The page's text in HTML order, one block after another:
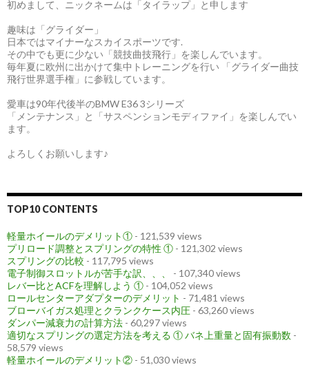
初めまして、ニックネームは「タイラップ」と申します
趣味は「グライダー」
日本ではマイナーなスカイスポーツです.
その中でも更に少ない「競技曲技飛行」を楽しんでいます。
毎年夏に欧州に出かけて集中トレーニングを行い 「グライダー曲技
飛行世界選手権」に参戦しています。
愛車は90年代後半のBMW E36 3シリーズ
「メンテナンス」と「サスペンションモディファイ」を楽しんでい
ます。
よろしくお願いします♪
TOP10 CONTENTS
軽量ホイールのデメリット① - 121,539 views
プリロード調整とスプリングの特性 ① - 121,302 views
スプリングの比較 - 117,795 views
電子制御スロットルが苦手な訳、、、
- 107,340 views
レバー比とACFを理解しよう ① - 104,052 views
ロールセンターアダプターのデメリット - 71,481 views
ブローバイガス処理とクランクケース内圧 - 63,260 views
ダンパー減衰力の計算方法 - 60,297 views
適切なスプリングの選定方法を考える ① バネ上重量と固有振動数 -
58,579 views
軽量ホイールのデメリット② - 51,030 views